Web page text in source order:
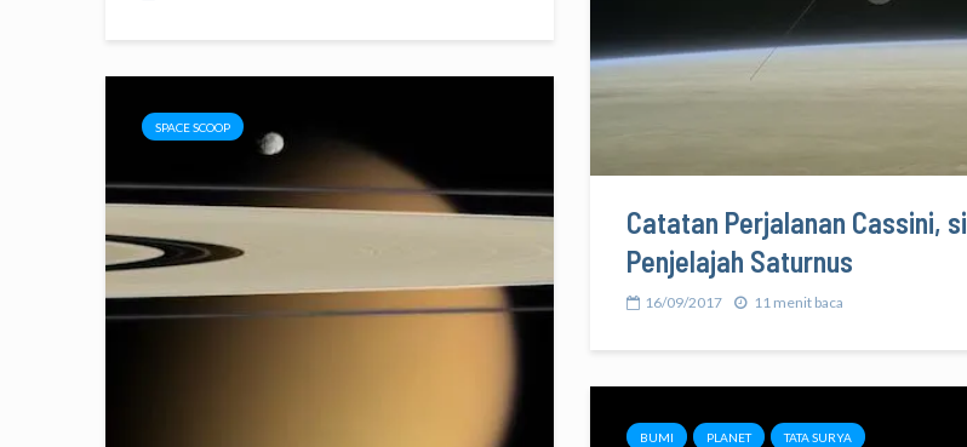
Catatan Perjalanan Cassini, si
Penjelajah Saturnus
16/09/2017 11 menit baca
SPACE SCOOP
BUMI PLANET TATA SURYA